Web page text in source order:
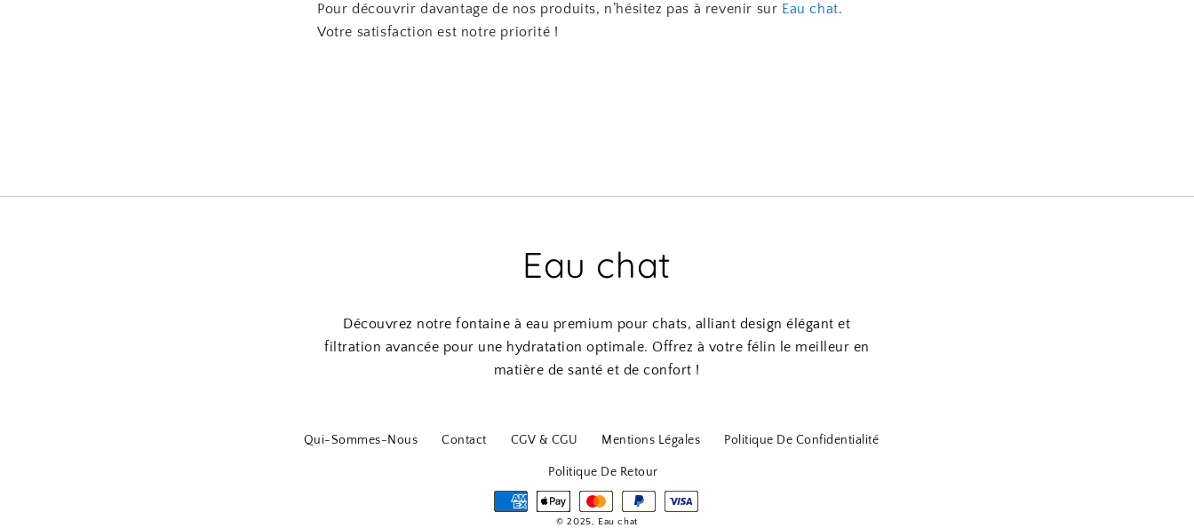
Pour découvrir davantage de nos produits, n’hésitez pas à revenir sur Eau chat.
Votre satisfaction est notre priorité !
Eau chat
Découvrez notre fontaine à eau premium pour chats, alliant design élégant et
filtration avancée pour une hydratation optimale. Offrez à votre félin le meilleur en
matière de santé et de confort !
Qui-Sommes-Nous Contact CGV & CGU Mentions Légales Politique De Confidentialité
Politique De Retour
© 2025, Eau chat